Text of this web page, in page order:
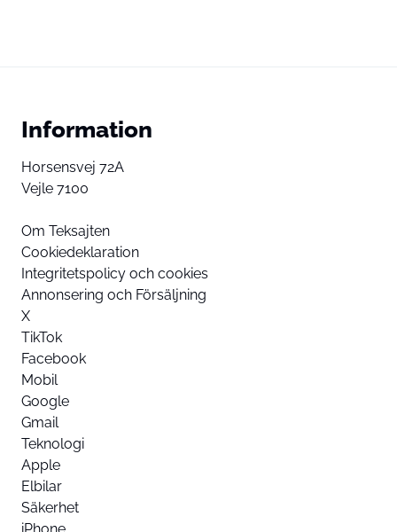
Information
Horsensvej 72A
Vejle 7100
Om Teksajten
Cookiedeklaration
Integritetspolicy och cookies
Annonsering och Försäljning
X
TikTok
Facebook
Mobil
Google
Gmail
Teknologi
Apple
Elbilar
Säkerhet